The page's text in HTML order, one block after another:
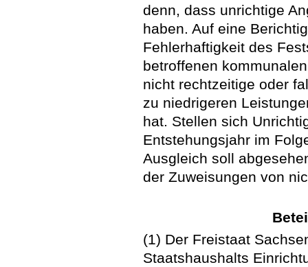
denn, dass unrichtige
haben. Auf eine
Fehlerhaftigkeit des
betroffenen
nicht rechtzeitige oder
zu niedrigeren
hat. Stellen sich
Entstehungsjahr im
Ausgleich soll
der Zuweisungen von
(1) Der Freistaat
Staatshaushalts